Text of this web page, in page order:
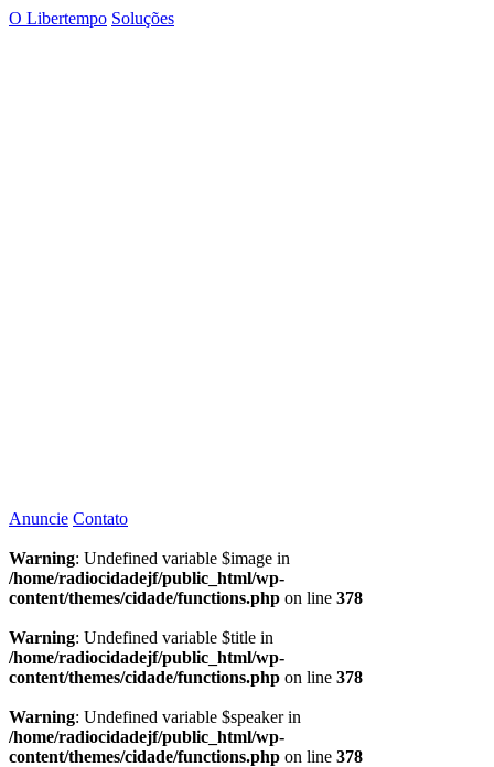
O Libertempo Soluções
Anuncie Contato
Warning: Undefined variable $image in
/home/radiocidadejf/public_html/wp-
content/themes/cidade/functions.php on line 378
Warning: Undefined variable $title in
/home/radiocidadejf/public_html/wp-
content/themes/cidade/functions.php on line 378
Warning: Undefined variable $speaker in
/home/radiocidadejf/public_html/wp-
content/themes/cidade/functions.php on line 378